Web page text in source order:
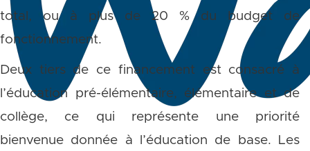
total, ou à plus de 20 % du budget de
fonctionnement.
Deux tiers de ce financement est consacré à
l’éducation pré-élémentaire, élémentaire et de
collège, ce qui représente une priorité
bienvenue donnée à l’éducation de base. Les